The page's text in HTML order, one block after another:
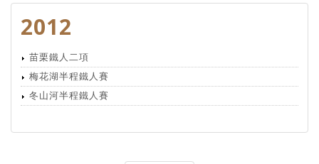
2012
苗栗鐵人二項
梅花湖半程鐵人賽
冬山河半程鐵人賽